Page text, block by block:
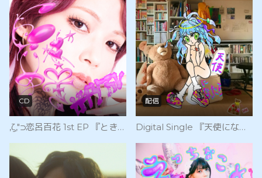
CD
,ζ,"⊃恋呂百花 1st EP 『ときめきガチリアル』（2023/3/25 Release）
配信
Digital Single 『天使になったら』（2022/2/14 Release）